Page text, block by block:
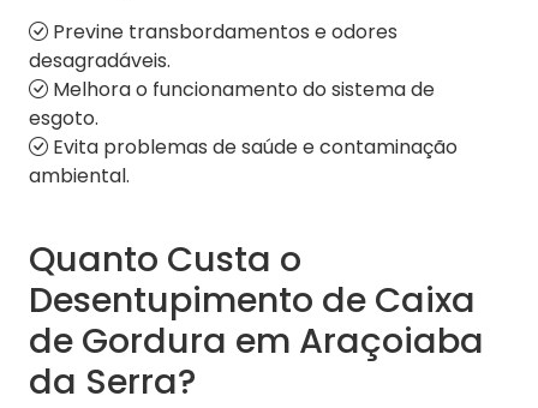
Previne transbordamentos e odores
desagradáveis.
Melhora o funcionamento do sistema de
esgoto.
Evita problemas de saúde e contaminação
ambiental.
Quanto Custa o
Desentupimento de Caixa
de Gordura em Araçoiaba
da Serra?